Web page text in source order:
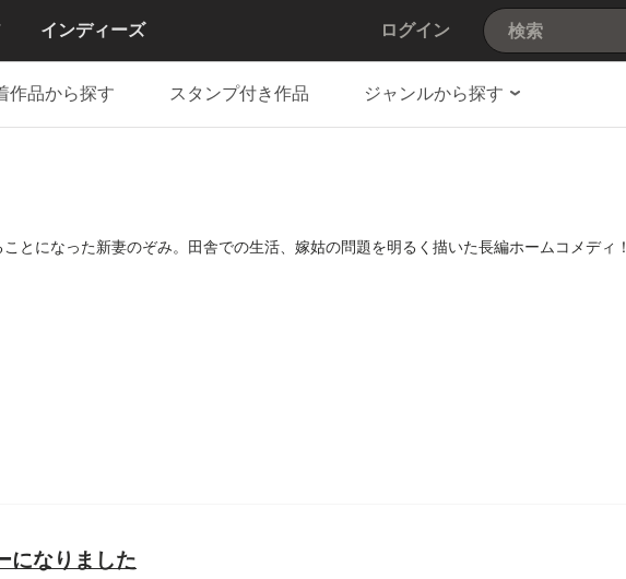
インディーズ ログイン
作品から探す スタンプ付き作品 ジャンルから探す
とになった新妻のぞみ。田舎での生活、嫁姑の問題を明るく描いた長編ホームコメディ！
になりました